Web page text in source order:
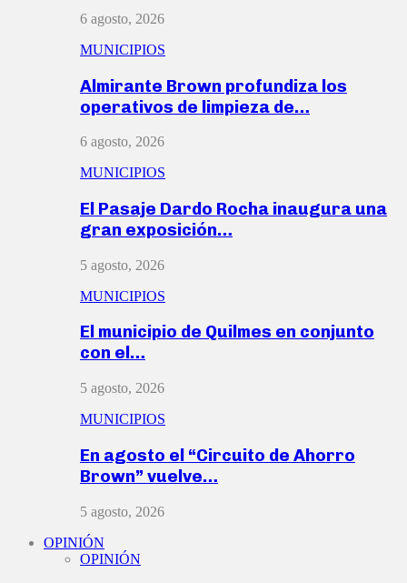
6 agosto, 2026
MUNICIPIOS
Almirante Brown profundiza los
operativos de limpieza de…
6 agosto, 2026
MUNICIPIOS
El Pasaje Dardo Rocha inaugura una
gran exposición…
5 agosto, 2026
MUNICIPIOS
El municipio de Quilmes en conjunto
con el…
5 agosto, 2026
MUNICIPIOS
En agosto el “Circuito de Ahorro
Brown” vuelve…
5 agosto, 2026
OPINIÓN
OPINIÓN